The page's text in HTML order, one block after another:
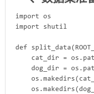
import os
import shutil
def
cat_dir =
dog_dir =